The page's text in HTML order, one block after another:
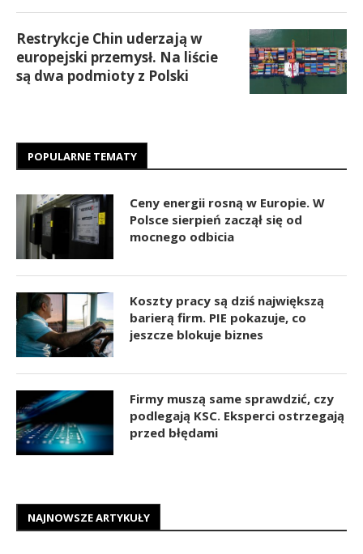
Restrykcje Chin uderzają w
europejski przemysł. Na liście
są dwa podmioty z Polski
POPULARNE TEMATY
Ceny energii rosną w Europie. W
Polsce sierpień zaczął się od
mocnego odbicia
Koszty pracy są dziś największą
barierą firm. PIE pokazuje, co
jeszcze blokuje biznes
Firmy muszą same sprawdzić, czy
podlegają KSC. Eksperci ostrzegają
przed błędami
NAJNOWSZE ARTYKUŁY